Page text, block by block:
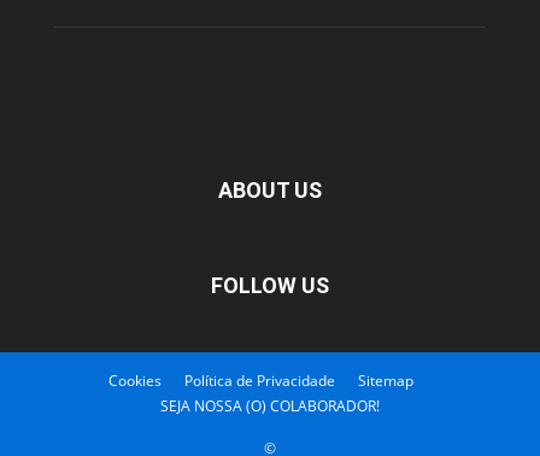
ABOUT US
FOLLOW US
Cookies Política de Privacidade
Sitemap
SEJA NOSSA (O) COLABORADOR!
©